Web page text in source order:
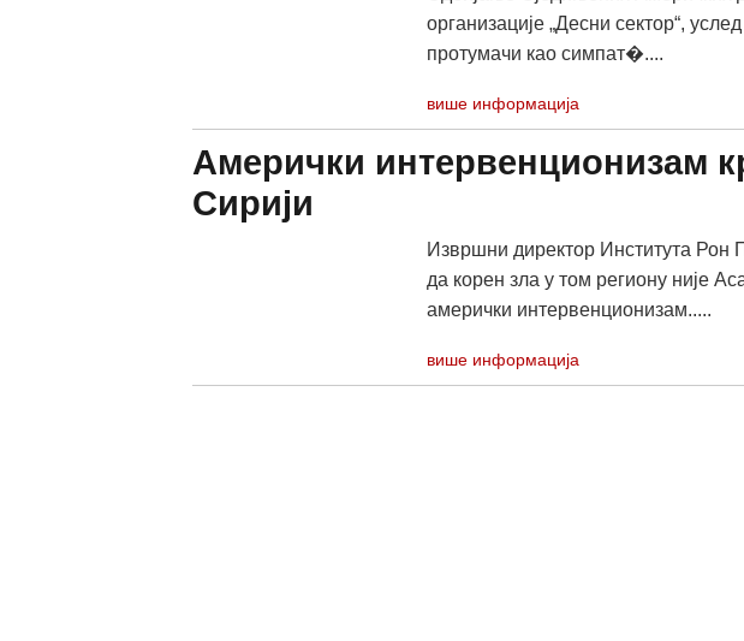
организације „Десни сектор“,
протумачи као симпат�....
више информација
Амерички интервенционизам
Сирији
Извршни директор Института
да корен зла у том региону није
амерички интервенционизам.....
више информација